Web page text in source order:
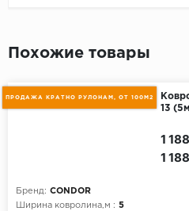
Похожие товары
ПРОДАЖА КРАТНО РУЛОНАМ, ОТ 100М2
13
Бренд: CONDOR
Ширина ковролина,м : 5
1
1